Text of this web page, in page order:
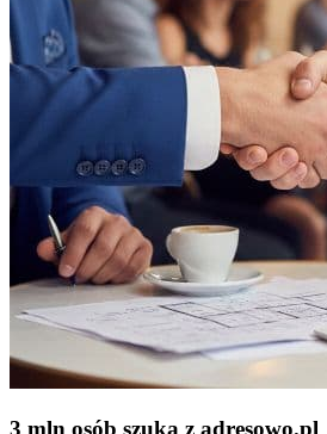
3 mln osób szuka z adresowo.pl